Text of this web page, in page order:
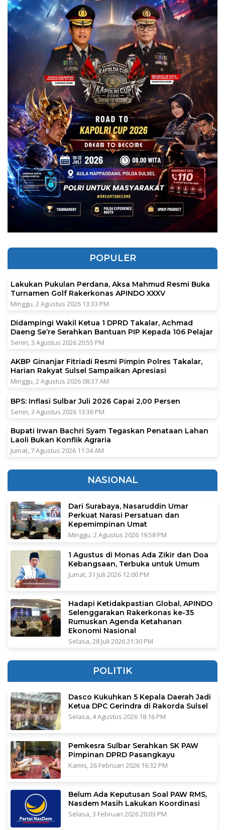
POPULER
Lakukan Pukulan Perdana, Aksa Mahmud Resmi Buka
Turnamen Golf Rakerkonas APINDO XXXV
Minggu, 2 Agustus 2026 13:33 PM
Didampingi Wakil Ketua 1 DPRD Takalar, Achmad
Daeng Se’re Serahkan Bantuan PIP Kepada 106 Pelajar
Senin, 3 Agustus 2026 20:55 PM
AKBP Ginanjar Fitriadi Resmi Pimpin Polres Takalar,
Harian Rakyat Sulsel Sampaikan Apresiasi
Minggu, 2 Agustus 2026 08:37 AM
BPS: Inflasi Sulbar Juli 2026 Capai 2,00 Persen
Senin, 3 Agustus 2026 13:36 PM
Bupati Irwan Bachri Syam Tegaskan Penataan Lahan
Laoli Bukan Konflik Agraria
Jumat, 7 Agustus 2026 11:34 AM
NASIONAL
Dari Surabaya, Nasaruddin Umar
Perkuat Narasi Persatuan dan
Kepemimpinan Umat
Minggu, 2 Agustus 2026 19:58 PM
1 Agustus di Monas Ada Zikir dan Doa
Kebangsaan, Terbuka untuk Umum
Jumat, 31 Juli 2026 12:00 PM
Hadapi Ketidakpastian Global, APINDO
Selenggarakan Rakerkonas ke-35
Rumuskan Agenda Ketahanan
Ekonomi Nasional
Selasa, 28 Juli 2026 21:30 PM
POLITIK
Dasco Kukuhkan 5 Kepala Daerah Jadi
Ketua DPC Gerindra di Rakorda Sulsel
Selasa, 4 Agustus 2026 18:16 PM
Pemkesra Sulbar Serahkan SK PAW
Pimpinan DPRD Pasangkayu
Kamis, 26 Februari 2026 16:32 PM
Belum Ada Keputusan Soal PAW RMS,
Nasdem Masih Lakukan Koordinasi
Selasa, 3 Februari 2026 20:03 PM